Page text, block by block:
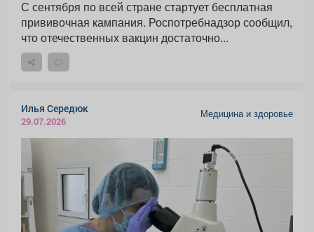
С сентября по всей стране стартует бесплатная
прививочная кампания. Роспотребнадзор сообщил,
что отечественных вакцин достаточно...
Илья Середюк
29.07.2026
Медицина и здоровье